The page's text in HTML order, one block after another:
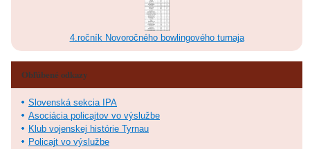
4.ročník Novoročného bowlingového turnaja
Obľúbené odkazy
Slovenská sekcia IPA
Asociácia policajtov vo výslužbe
Klub vojenskej histórie Tyrnau
Policajt vo výslužbe